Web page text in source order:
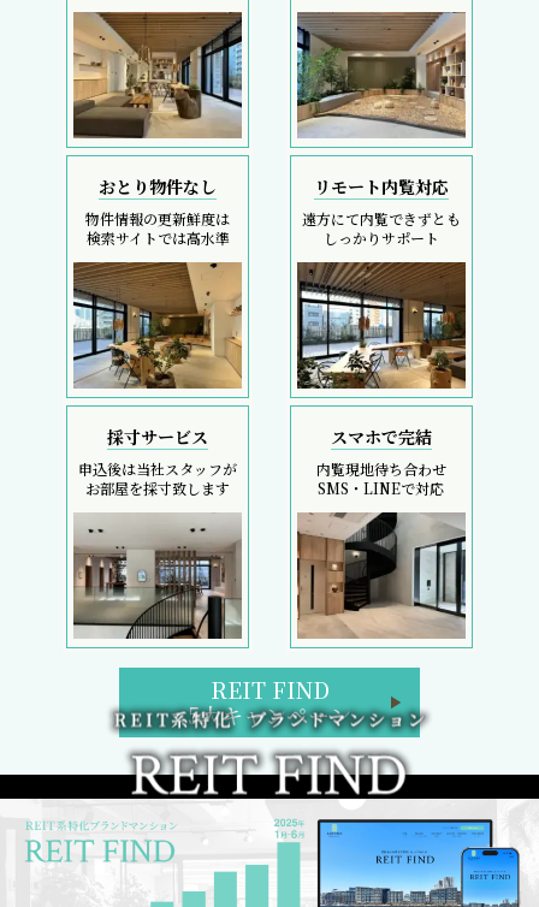
おとり物件なし
物件情報の更新鮮度は
検索サイトでは高水準
リモート内覧対応
遠方にて内覧できずとも
しっかりサポート
採寸サービス
申込後は当社スタッフが
お部屋を採寸致します
スマホで完結
内覧現地待ち合わせ
SMS・LINEで対応
REIT FIND
5大キャンペーン